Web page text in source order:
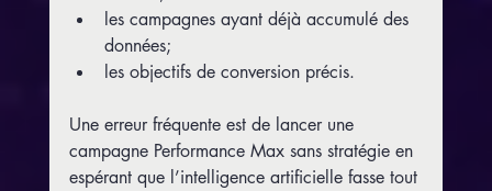
les campagnes ayant déjà accumulé des
données;
les objectifs de conversion précis.
Une erreur fréquente est de lancer une
campagne Performance Max sans stratégie en
espérant que l’intelligence artificielle fasse tout